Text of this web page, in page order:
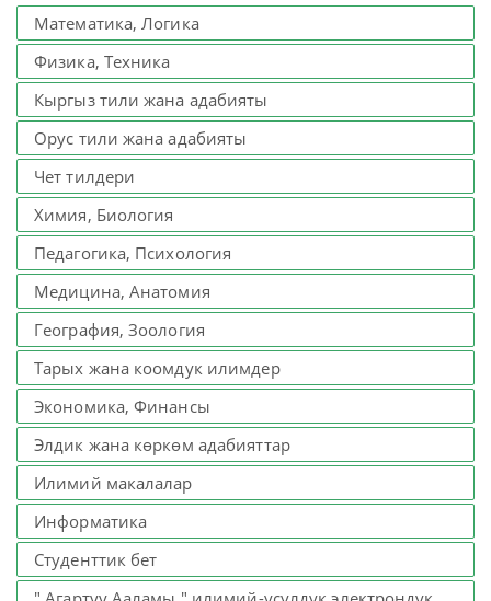
Математика, Логика
Физика, Техника
Кыргыз тили жана адабияты
Орус тили жана адабияты
Чет тилдери
Химия, Биология
Педагогика, Психология
Медицина, Анатомия
География, Зоология
Тарых жана коомдук илимдер
Экономика, Финансы
Элдик жана көркөм адабияттар
Илимий макалалар
Информатика
Студенттик бет